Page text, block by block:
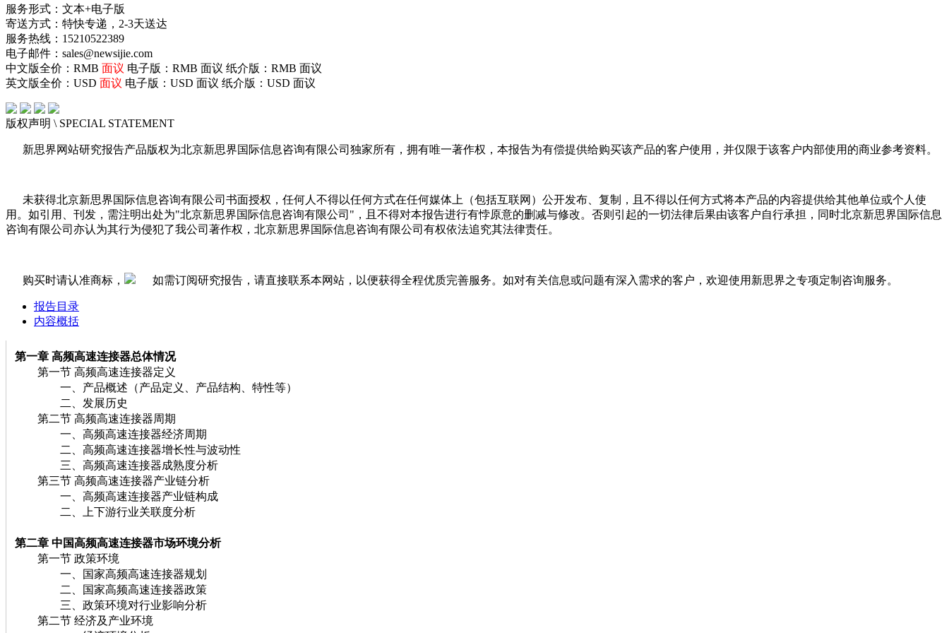
服务形式：文本+电子版
寄送方式：特快专递，2-3天送达
服务热线：15210522389
电子邮件：sales@newsijie.com
中文版全价：RMB 面议 电子版：RMB 面议 纸介版：RMB 面议
英文版全价：USD 面议 电子版：USD 面议 纸介版：USD 面议
版权声明 \ SPECIAL STATEMENT
新思界网站研究报告产品版权为北京新思界国际信息咨询有限公司独家所有，拥有唯一著作权，本报告为有偿提供给购买该产品的客户使用，并仅限于该客户内部使用的商业参考资料。
未获得北京新思界国际信息咨询有限公司书面授权，任何人不得以任何方式在任何媒体上（包括互联网）公开发布、复制，且不得以任何方式将本产品的内容提供给其他单位或个人使
用。如引用、刊发，需注明出处为"北京新思界国际信息咨询有限公司"，且不得对本报告进行有悖原意的删减与修改。否则引起的一切法律后果由该客户自行承担，同时北京新思界国际信息
咨询有限公司亦认为其行为侵犯了我公司著作权，北京新思界国际信息咨询有限公司有权依法追究其法律责任。
购买时请认准商标， 如需订阅研究报告，请直接联系本网站，以便获得全程优质完善服务。如对有关信息或问题有深入需求的客户，欢迎使用新思界之专项定制咨询服务。
报告目录
内容概括
第一章 高频高速连接器总体情况
第一节 高频高速连接器定义
一、产品概述（产品定义、产品结构、特性等）
二、发展历史
第二节 高频高速连接器周期
一、高频高速连接器经济周期
二、高频高速连接器增长性与波动性
三、高频高速连接器成熟度分析
第三节 高频高速连接器产业链分析
一、高频高速连接器产业链构成
二、上下游行业关联度分析
第二章 中国高频高速连接器市场环境分析
第一节 政策环境
一、国家高频高速连接器规划
二、国家高频高速连接器政策
三、政策环境对行业影响分析
第二节 经济及产业环境